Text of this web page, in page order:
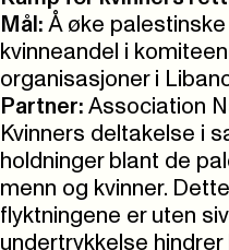
Mål: Å øke
kvinneandel i
organisasjoner i
Partner: Association
Kvinners deltakelse i
holdninger blant de
menn og kvinner.
flyktningene er uten
undertrykkelse